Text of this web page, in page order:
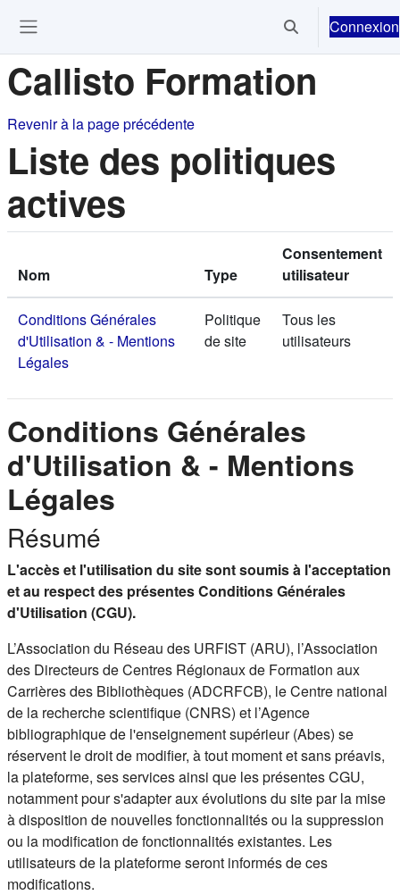
Activer/Connexion
Callisto Formation
Revenir à la page précédente
Liste des politiques
actives
Nom Type
Consentement
utilisateur
Conditions Générales
d'Utilisation & - Mentions
Légales
Politique
de site
Tous les
utilisateurs
Conditions Générales
d'Utilisation & - Mentions
Légales
Résumé
L'accès et l'utilisation du site sont soumis à l'acceptation
et au respect des présentes Conditions Générales
d'Utilisation (CGU).
L’Association du Réseau des URFIST (ARU), l’Association
des Directeurs de Centres Régionaux de Formation aux
Carrières des Bibliothèques (ADCRFCB), le Centre national
de la recherche scientifique (CNRS) et l’Agence
bibliographique de l'enseignement supérieur (Abes) se
réservent le droit de modifier, à tout moment et sans préavis,
la plateforme, ses services ainsi que les présentes CGU,
notamment pour s'adapter aux évolutions du site par la mise
à disposition de nouvelles fonctionnalités ou la suppression
ou la modification de fonctionnalités existantes. Les
utilisateurs de la plateforme seront informés de ces
modifications.